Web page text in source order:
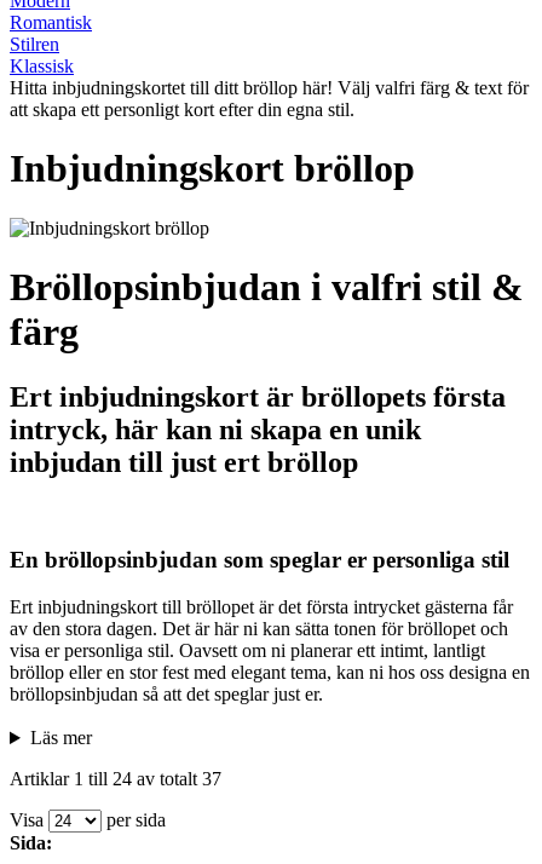
Romantisk
Stilren
Klassisk
Hitta inbjudningskortet till ditt bröllop här! Välj valfri färg & text för
att skapa ett personligt kort efter din egna stil.
Inbjudningskort bröllop
Bröllopsinbjudan i valfri stil &
färg
Ert inbjudningskort är bröllopets första
intryck, här kan ni skapa en unik
inbjudan till just ert bröllop
En bröllopsinbjudan som speglar er personliga stil
Ert inbjudningskort till bröllopet är det första intrycket gästerna får
av den stora dagen. Det är här ni kan sätta tonen för bröllopet och
visa er personliga stil. Oavsett om ni planerar ett intimt, lantligt
bröllop eller en stor fest med elegant tema, kan ni hos oss designa en
bröllopsinbjudan så att det speglar just er.
Läs mer
Artiklar 1 till 24 av totalt 37
Visa
per sida
Sida: